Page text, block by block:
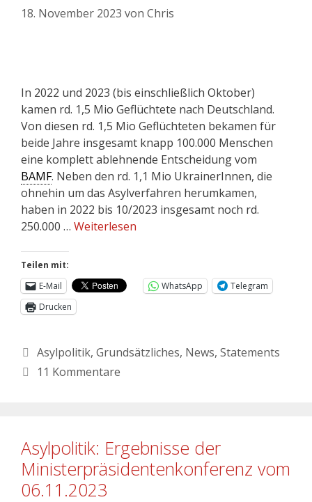
18. November 2023 von Chris
In 2022 und 2023 (bis einschließlich Oktober)
kamen rd. 1,5 Mio Geflüchtete nach Deutschland.
Von diesen rd. 1,5 Mio Geflüchteten bekamen für
beide Jahre insgesamt knapp 100.000 Menschen
eine komplett ablehnende Entscheidung vom
BAMF. Neben den rd. 1,1 Mio UkrainerInnen, die
ohnehin um das Asylverfahren herumkamen,
haben in 2022 bis 10/2023 insgesamt noch rd.
250.000 … Weiterlesen
Teilen mit:
E-Mail
WhatsApp
Telegram
Drucken
Asylpolitik, Grundsätzliches, News, Statements
11 Kommentare
Asylpolitik: Ergebnisse der
Ministerpräsidentenkonferenz vom
06.11.2023